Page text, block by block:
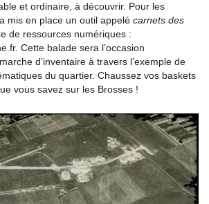
et ordinaire, à découvrir. Pour les
mis en place un outil appelé carnets des
de ressources numériques :
Cette balade sera l’occasion
d’inventaire à travers l’exemple de
du quartier. Chaussez vos baskets
vous savez sur les Brosses !